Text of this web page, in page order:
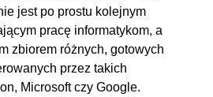
na AWS
00:14:20
00:23:58
jest po prostu kolejnym
pracę informatykom, a
zbiorem różnych, gotowych
przez takich
Microsoft czy Google.